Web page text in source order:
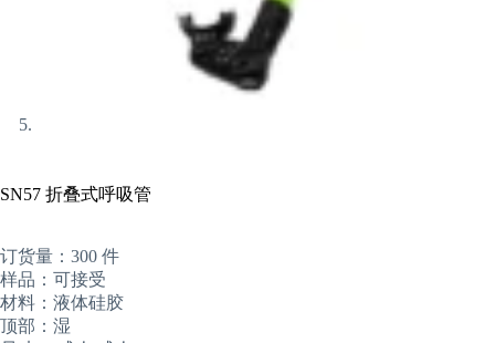
SN57 折叠式呼吸管
订货量：300 件
样品：可接受
材料：液体硅胶
顶部：湿